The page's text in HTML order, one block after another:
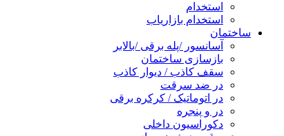
استخدام
استخدام بازاریاب
ساختمان
آسانسور /پله برقی /بالابر
بازسازی ساختمان
سقف کاذب / دیوار کاذب
در ضد سرقت
در اتوماتیک / کرکره برقی
در و پنجره
دکوراسیون داخلی